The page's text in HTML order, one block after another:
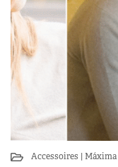
Accessoires Máxima